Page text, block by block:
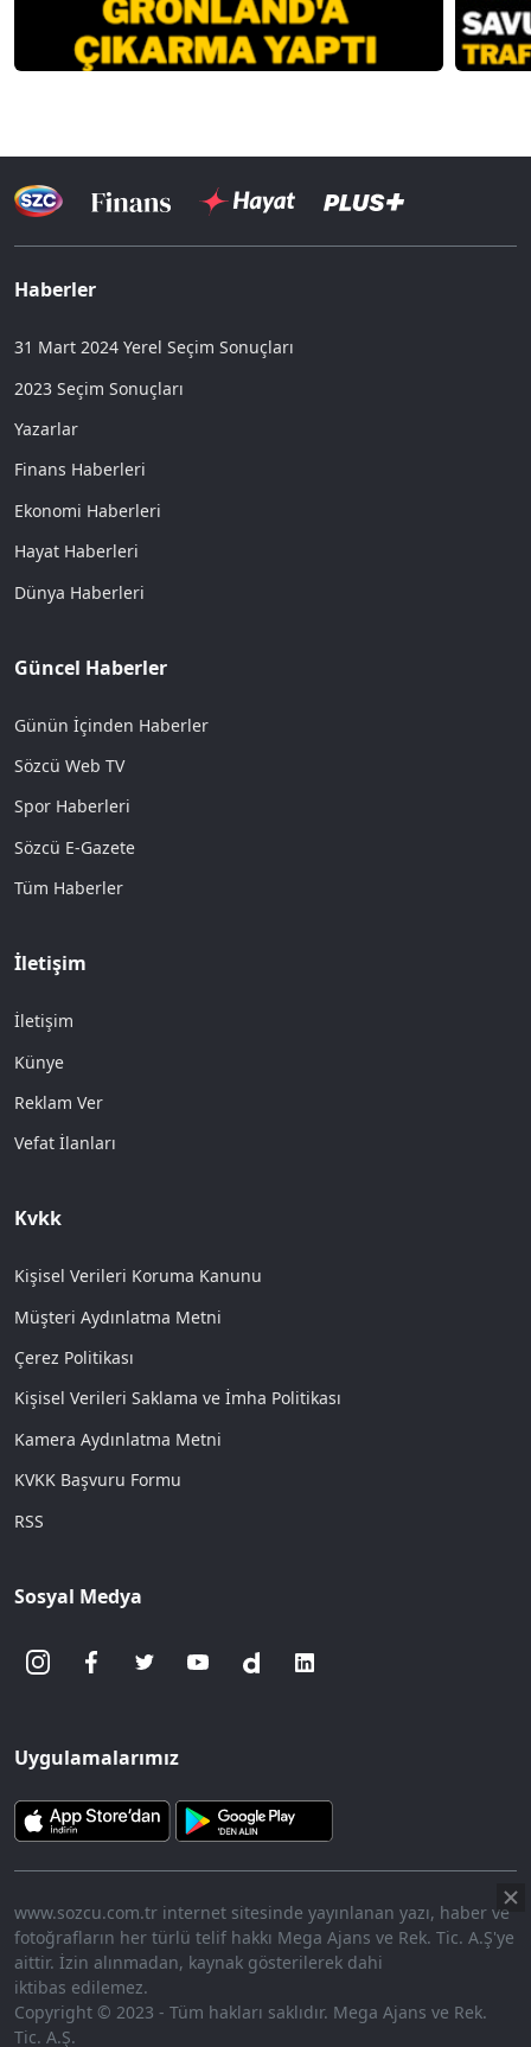
Haberler
31 Mart 2024 Yerel Seçim Sonuçları
2023 Seçim Sonuçları
Yazarlar
Finans Haberleri
Ekonomi Haberleri
Hayat Haberleri
Dünya Haberleri
Güncel Haberler
Günün İçinden Haberler
Sözcü Web TV
Spor Haberleri
Sözcü E-Gazete
Tüm Haberler
İletişim
İletişim
Künye
Reklam Ver
Vefat İlanları
Kvkk
Kişisel Verileri Koruma Kanunu
Müşteri Aydınlatma Metni
Çerez Politikası
Kişisel Verileri Saklama ve İmha Politikası
Kamera Aydınlatma Metni
KVKK Başvuru Formu
RSS
Sosyal Medya
Uygulamalarımız
www.sozcu.com.tr internet sitesinde yayınlanan yazı, haber ve
fotoğrafların her türlü telif hakkı Mega Ajans ve Rek. Tic. A.Ş'ye
aittir. İzin alınmadan, kaynak gösterilerek dahi
iktibas edilemez.
Copyright © 2023 - Tüm hakları saklıdır. Mega Ajans ve Rek.
Tic. A.Ş.